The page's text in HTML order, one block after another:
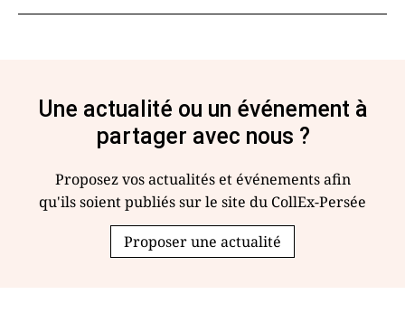
Une actualité ou un événement à
partager avec nous ?
Proposez vos actualités et événements afin
qu'ils soient publiés sur le site du CollEx-Persée
Proposer une actualité